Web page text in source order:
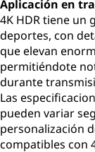
Aplicación en
4K HDR tiene un
deportes, con
que elevan
permitiéndote
durante
Las
pueden variar
personalización
compatibles con